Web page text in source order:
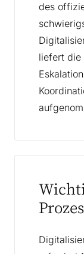
des
liefert die